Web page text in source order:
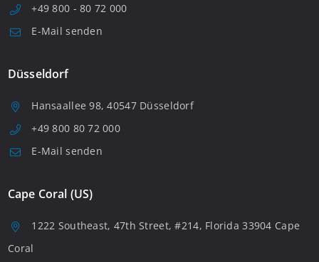
+49 800 - 80 72 000
E-Mail senden
Düsseldorf
Hansaallee 98, 40547 Düsseldorf
+49 800 80 72 000
E-Mail senden
Cape Coral (US)
1222 Southeast, 47th Street, #214, Florida 33904 Cape
Coral